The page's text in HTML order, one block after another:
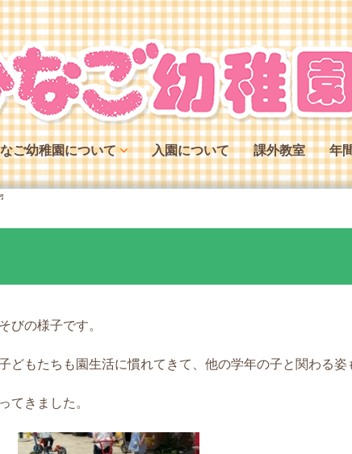
ご幼稚園について
ご幼稚園の特色
ご幼稚園の役割
ご幼稚園の一日
入園について 課外教室
年
びの様子です。
どもたちも園生活に慣れてきて、他の学年の子と関わる姿
てきました。